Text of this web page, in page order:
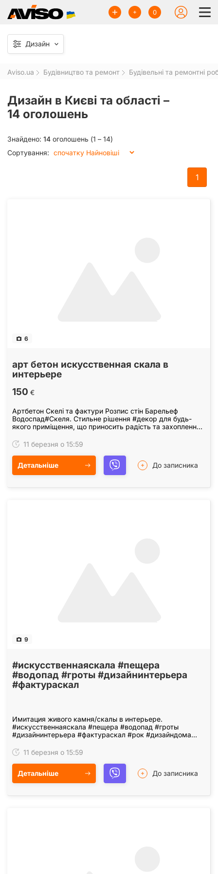
0
Дизайн
Aviso.ua Будівництво та ремонт Будівельні та ремонтні
Дизайн в Києві та області –
14 оголошень
Сортування:
Знайдено: 14 оголошень (1 – 14)
1
6
арт бетон искусственная скала в
интерьере
150 €
Артбетон Скелі та фактури Розпис стін Барельеф
Водоспад#Скеля. Стильне рішення #декор для будь-
якого приміщення, що приносить радість та захоплення
11 березня о 15:59
Детальніше До записника
9
#искусственнаяскала #пещера
#водопад #гроты #дизайнинтерьера
#фактураскал
Имитация живого камня/скалы в интерьере.
#искусственнаяскала #пещера #водопад #гроты
#дизайнинтерьера #фактураскал #рок #дизайндома
11 березня о 15:59
Детальніше До записника